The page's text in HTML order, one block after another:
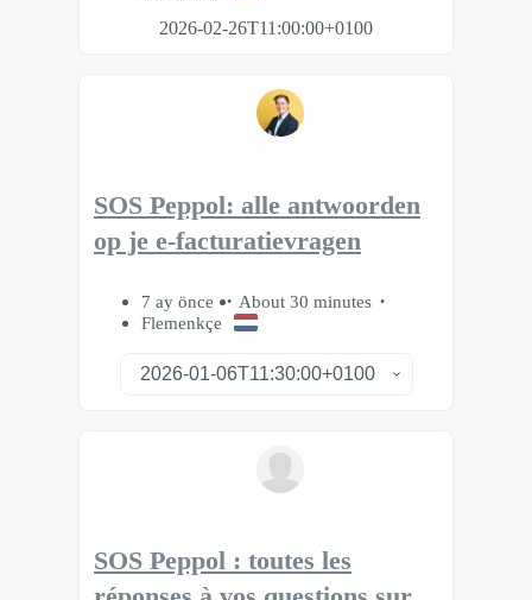
2026-02-26T11:00:00+0100
SOS Peppol: alle antwoorden
op je e-facturatievragen
7 ay önce
About 30 minutes
Flemenkçe
SOS Peppol : toutes les